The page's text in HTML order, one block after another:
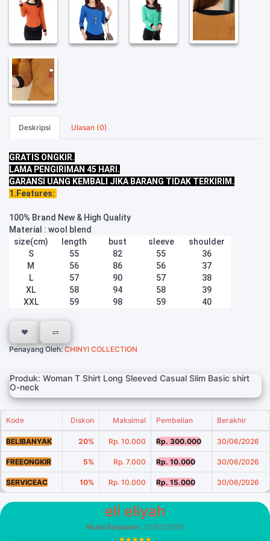
Deskripsi Ulasan (0)
GRATIS ONGKIR.
LAMA PENGIRIMAN 45 HARI.
GARANSI UANG KEMBALI JIKA BARANG TIDAK TERKIRIM.
1.Features:
100% Brand New & High Quality
Material : wool blend
size(cm)
length bust sleeve
shoulder
S
55 82 55
36
M
56 86 56
37
L
57 90 57
38
XL
58 94 58
39
XXL
59 98 59 40
Penayang Oleh:CHINYI COLLECTION
Produk: Woman T Shirt Long Sleeved Casual Slim Basic shirt
O-neck
Kode Diskon Maksimal Pembelian Berakhir
BELIBANYAK 20% Rp. 10.000 Rp. 300.000 30/06/2026
FREEONGKIR 5% Rp. 7.000 Rp. 10.000 30/06/2026
SERVICEAC 10% Rp. 10.000 Rp. 15.000 30/06/2026
eli eliyah
Mulai Berjualan : 21/07/2016